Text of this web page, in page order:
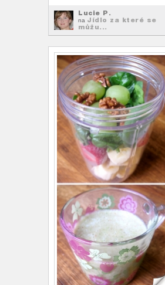
Lucie P.
na Jídlo za které se
můžu...